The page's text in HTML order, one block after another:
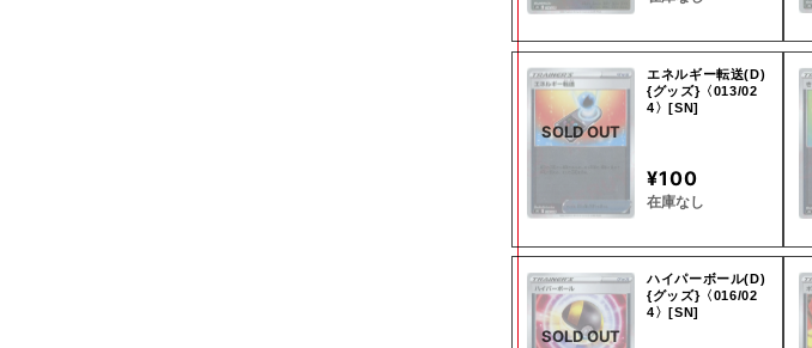
SOLD OUT
エネルギー転送(D)
{グッズ}〈013/02
4〉[SN]
¥100
在庫なし
SOLD OUT
ハイパーボール(D)
{グッズ}〈016/02
4〉[SN]